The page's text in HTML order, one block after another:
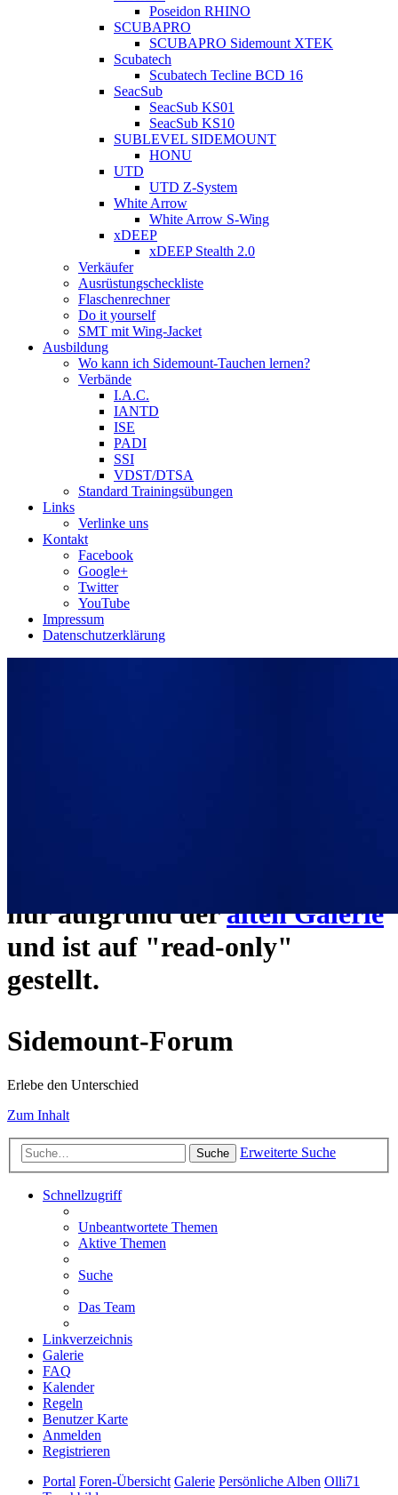
Poseidon RHINO
SCUBAPRO
SCUBAPRO Sidemount XTEK
Scubatech
Scubatech Tecline BCD 16
SeacSub
SeacSub KS01
SeacSub KS10
SUBLEVEL SIDEMOUNT
HONU
UTD
UTD Z-System
White Arrow
White Arrow S-Wing
xDEEP
xDEEP Stealth 2.0
Verkäufer
Ausrüstungscheckliste
Flaschenrechner
Do it yourself
SMT mit Wing-Jacket
Ausbildung
Wo kann ich Sidemount-Tauchen lernen?
Verbände
I.A.C.
IANTD
ISE
PADI
SSI
VDST/DTSA
Standard Trainingsübungen
Links
Verlinke uns
Kontakt
Facebook
Google+
Twitter
YouTube
Impressum
Datenschutzerklärung
nur aufgrund deralten Galerie
und ist auf "read-only"
gestellt.
Sidemount-Forum
Erlebe den Unterschied
Zum Inhalt
Suche Erweiterte Suche
Schnellzugriff
Unbeantwortete Themen
Aktive Themen
Suche
Das Team
Linkverzeichnis
Galerie
FAQ
Kalender
Regeln
Benutzer Karte
Anmelden
Registrieren
Portal Foren-Übersicht Galerie Persönliche Alben Olli71